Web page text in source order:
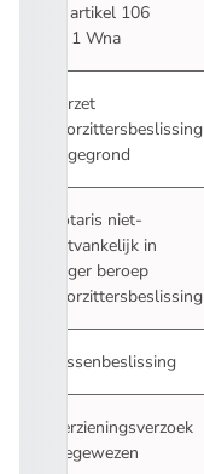
ex artikel 106
lid 1 Wna
Verzet
voorzittersbeslissing
ongegrond
Notaris niet-
ontvankelijk in
hoger beroep
voorzittersbeslissing
Tussenbeslissing
Herzieningsverzoek
toegewezen